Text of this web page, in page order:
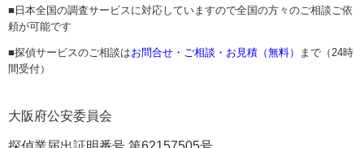
■日本全国の調査サービスに対応していますので全国の方々のご相談ご依
頼が可能です
■探偵サービスのご相談はお問合せ・ご相談・お見積（無料）
まで（24時
間受付）
大阪府公安委員会